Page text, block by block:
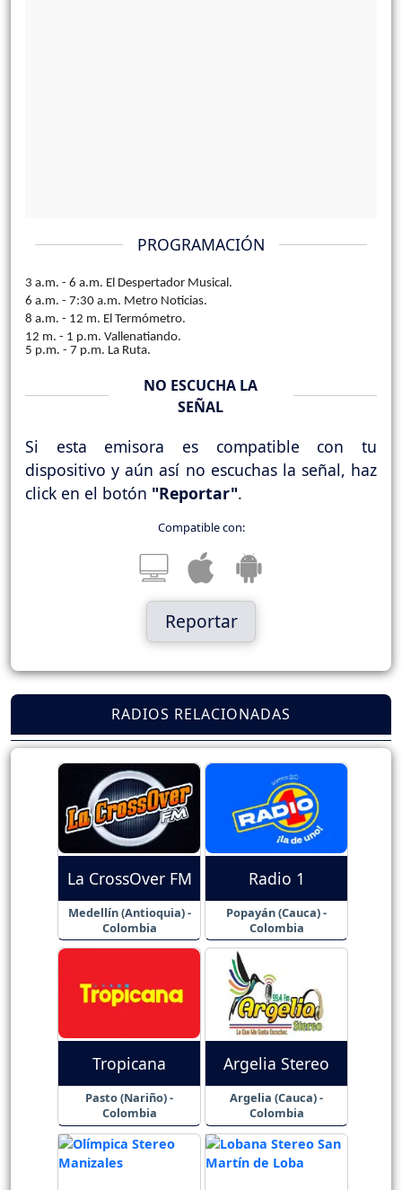
PROGRAMACIÓN
3 a.m. - 6 a.m. El Despertador Musical.
6 a.m. - 7:30 a.m. Metro Noticias.
8 a.m. - 12 m. El Termómetro.
12 m. - 1 p.m. Vallenatiando.
5 p.m. - 7 p.m. La Ruta.
NO ESCUCHA LA
SEÑAL
Si esta emisora es compatible con tu
dispositivo y aún así no escuchas la señal, haz
click en el botón "Reportar".
Compatible con:
Reportar
RADIOS RELACIONADAS
La CrossOver FM
Medellín (Antioquia) -
Colombia
Radio 1
Popayán (Cauca) -
Colombia
Tropicana
Pasto (Nariño) -
Colombia
Argelia Stereo
Argelia (Cauca) -
Colombia